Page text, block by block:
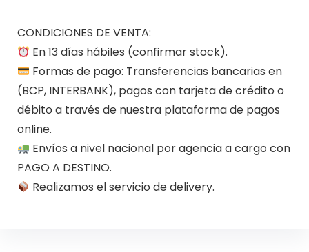
CONDICIONES DE VENTA:
En 13 días hábiles (confirmar stock).
Formas de pago: Transferencias bancarias en
(BCP, INTERBANK), pagos con tarjeta de crédito o
débito a través de nuestra plataforma de pagos
online.
Envíos a nivel nacional por agencia a cargo con
PAGO A DESTINO.
Realizamos el servicio de delivery.